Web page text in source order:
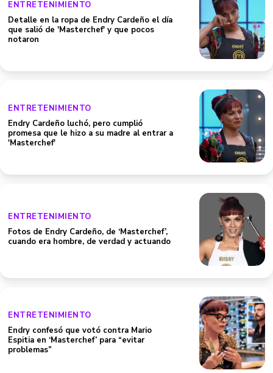
ENTRETENIMIENTO
Detalle en la ropa de Endry Cardeño el día
que salió de 'Masterchef' y que pocos
notaron
ENTRETENIMIENTO
Endry Cardeño luchó, pero cumplió
promesa que le hizo a su madre al entrar a
'Masterchef'
ENTRETENIMIENTO
Fotos de Endry Cardeño, de ‘Masterchef’,
cuando era hombre, de verdad y actuando
ENTRETENIMIENTO
Endry confesó que votó contra Mario
Espitia en ‘Masterchef’ para “evitar
problemas”